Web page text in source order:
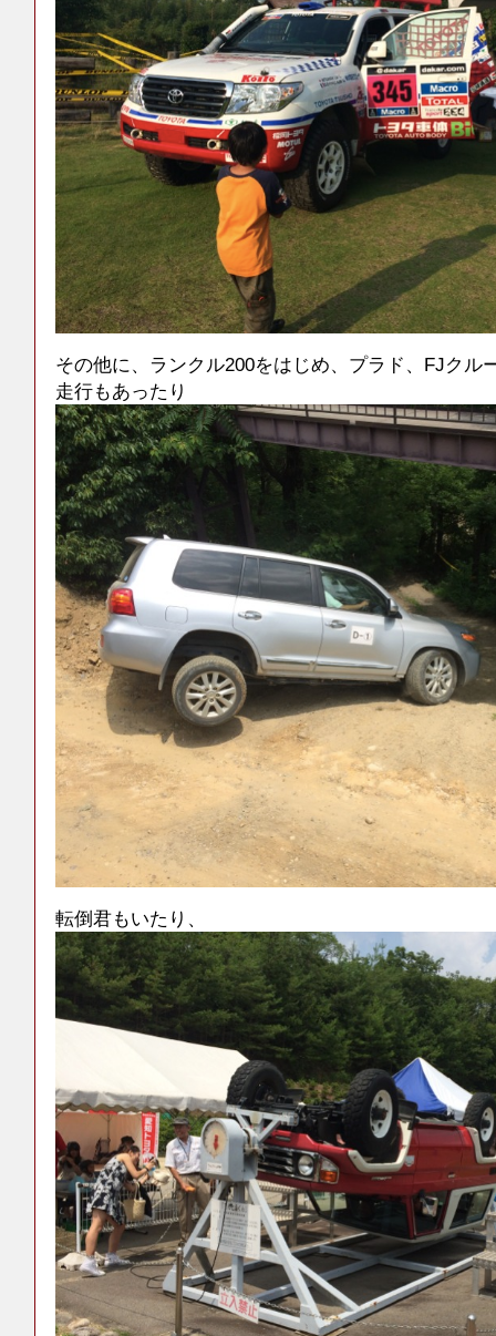
その他に、ランクル200をはじめ、プラド、FJクル
走行もあったり
転倒君もいたり、